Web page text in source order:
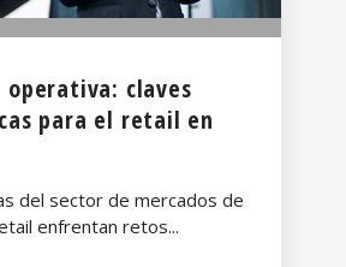
operativa: claves
para el retail en
del sector de mercados de
enfrentan retos...